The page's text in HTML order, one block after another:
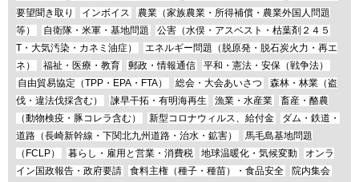
要望聞き取り
インボイス
農業（家族農業・所得補償・農業外国人問題
等）
自衛隊・米軍・基地問題
公害（水俣・アスベスト・枯葉剤２４５
T・大気汚染・カネミ油症）
エネルギー問題（脱原発・脱石炭火力・再エ
ネ）
福祉・医療・教育 郵政・情報通信
平和・憲法・安保（戦争法）
自由貿易協定（TPP・EPA・FTA）
総会・大会あいさつ
森林・林業（盗
伐・違法伐採含む）
諫早干拓・有明海再生 漁業・水産業
畜産・酪農
（動物検疫・豚コレラ含む）
新型コロナウィルス、給付金
ダム・鉄道・
道路（長崎新幹線・下関北九州道路・治水・鉱害）
馬毛島基地問題
（FCLP）
暮らし・雇用と営業・消費税 地球温暖化・気候変動
オンラ
イン国政報告・政府要請
食料主権（種子・種苗）・食品安全
院内集会